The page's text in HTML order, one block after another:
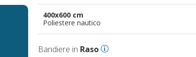
400x600 cm
Poliestere nautico
Bandiere in Raso